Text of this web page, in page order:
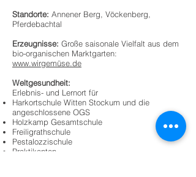
Standorte: Annener Berg, Vöckenberg,
Pferdebachtal
Erzeugnisse: Große saisonale Vielfalt aus dem
bio-organischen Marktgarten:
www.wirgemüse.de
Weltgesundheit:
Erlebnis- und Lernort für
Harkortschule Witten Stockum und die
angeschlossene OGS
Holzkamp Gesamtschule
Freiligrathschule
Pestalozzischule
Praktikanten